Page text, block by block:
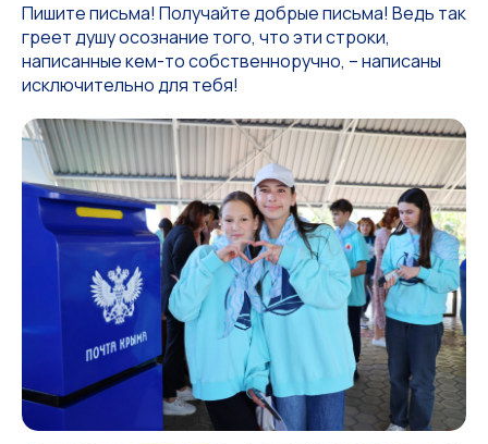
Пишите письма! Получайте добрые письма! Ведь так
греет душу осознание того, что эти строки,
написанные кем-то собственноручно, – написаны
исключительно для тебя!